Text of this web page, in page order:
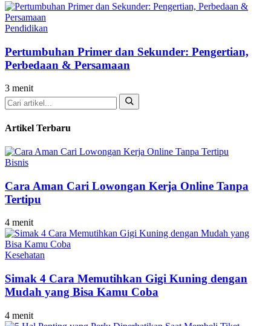
Pendidikan
Pertumbuhan Primer dan Sekunder: Pengertian,
Perbedaan & Persamaan
3 menit
Cari
Artikel Terbaru
Bisnis
Cara Aman Cari Lowongan Kerja Online Tanpa
Tertipu
4 menit
Kesehatan
Simak 4 Cara Memutihkan Gigi Kuning dengan
Mudah yang Bisa Kamu Coba
4 menit